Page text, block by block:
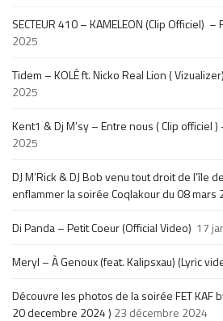
SECTEUR 410 – KAMELEON (Clip Officiel)
2025
Tidem – KOLÉ ft. Nicko Real Lion (
2025
Kent1 & Dj M’sy – Entre nous ( Clip officiel
2025
DJ M’Rick & DJ Bob venu tout droit de l’île
enflammer la soirée Coqlakour du 08 mars
Di Panda – Petit Coeur (Official Video) 17
Meryl – À Genoux (feat. Kalipsxau) (Lyric
Découvre les photos de la soirée FET KAF
20 decembre 2024 ) 23 décembre 2024